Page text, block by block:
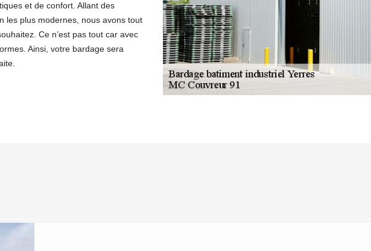
et de confort. Allant des
les plus modernes, nous avons tout
Ce n’est pas tout car avec
Ainsi, votre bardage sera